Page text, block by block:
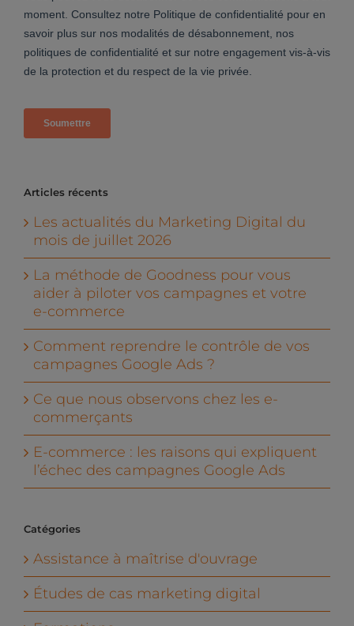
Articles récents
Les actualités du Marketing Digital du
mois de juillet 2026
La méthode de Goodness pour vous
aider à piloter vos campagnes et votre
e-commerce
Comment reprendre le contrôle de vos
campagnes Google Ads ?
Ce que nous observons chez les e-
commerçants
E-commerce : les raisons qui expliquent
l’échec des campagnes Google Ads
Catégories
Assistance à maîtrise d'ouvrage
Études de cas marketing digital